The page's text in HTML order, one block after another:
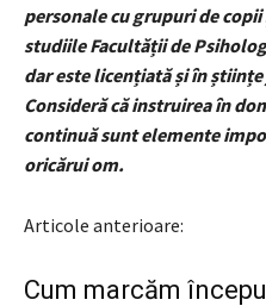
personale cu grupuri de
studiile Facultății de
dar este licențiată și în
Consideră că instruirea în
continuă sunt elemente
oricărui om.
Articole anterioare:
Cum marcăm